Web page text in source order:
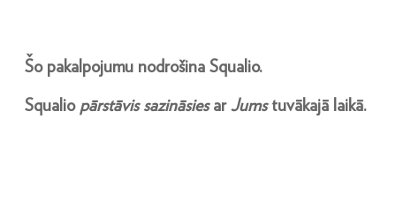
Šo pakalpojumu nodrošina Squalio.
Squalio pārstāvis sazināsiesarJumstuvākajā laikā.